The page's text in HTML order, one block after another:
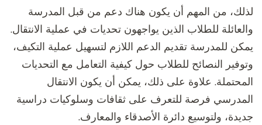
لذلك، من المهم أن يكون هناك دعم من قبل المدرسة
والعائلة للطلاب الذين يواجهون تحديات في عملية الانتقال.
يمكن للمدرسة تقديم الدعم اللازم لتسهيل عملية التكيف،
وتوفير النصائح للطلاب حول كيفية التعامل مع التحديات
المحتملة. علاوة على ذلك، يمكن أن يكون الانتقال
المدرسي فرصة للتعرف على ثقافات وسلوكيات دراسية
جديدة، ولتوسيع دائرة الأصدقاء والمعارف.